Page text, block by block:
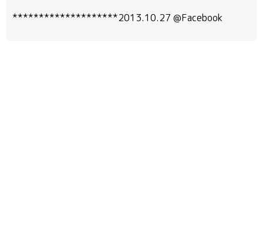
********************2013.10.27 @Facebook